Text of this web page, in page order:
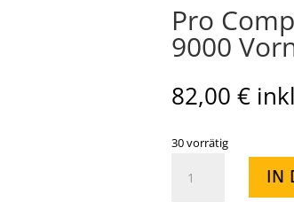
Pro
9000
82,00 €
30 vorrätig
Comp
IN